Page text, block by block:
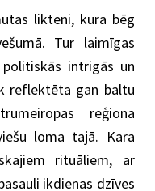
likteni, kura bēg
Tur laimīgas
intrigās un
reflektēta gan baltu
reģiona
loma tajā. Kara
rituāliem, ar
ikdienas dzīves